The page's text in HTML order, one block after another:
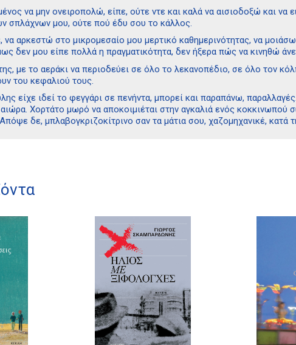
να μην ονειροπολώ, είπε, ούτε ντε και καλά να αισιοδοξώ και
σπλάχνων μου, ούτε πού έδυ σου το κάλλος.
να αρκεστώ στο μικρομεσαίο μου μερτικό καθημερινότητας, να
δεν μου είπε πολλά η πραγματικότητα, δεν ήξερα πώς να κινηθώ
με το αεράκι να περιοδεύει σε όλο το λεκανοπέδιο, σε όλο τον
του κεφαλιού τους.
είχε ιδεί το φεγγάρι σε πενήντα, μπορεί και παραπάνω,
Χορτάτο μωρό να αποκοιμιέται στην αγκαλιά ενός
δε, μπλαβογκριζοκίτρινο σαν τα μάτια σου, χαζομηχανικέ, κατά